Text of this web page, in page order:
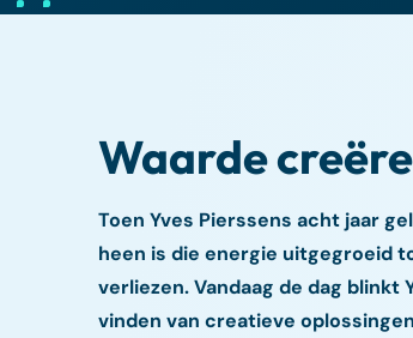
Waarde
Toen Yves Pierssens acht jaar
heen is die energie uitgegroeid
verliezen. Vandaag de dag
vinden van creatieve